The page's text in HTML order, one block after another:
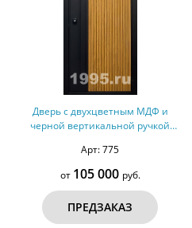
Дверь с двухцветным МДФ и
черной вертикальной ручкой
Арт: 775
от 105 000 руб.
ПРЕДЗАКАЗ